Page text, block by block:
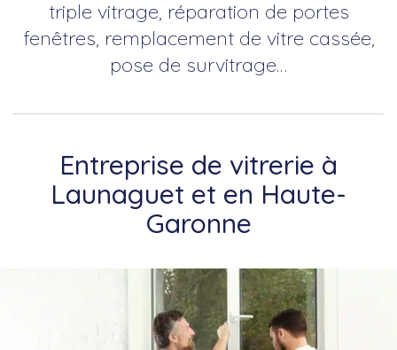
triple vitrage, réparation de portes
fenêtres, remplacement de vitre cassée,
pose de survitrage…
Entreprise de vitrerie à
Launaguet et en Haute-
Garonne